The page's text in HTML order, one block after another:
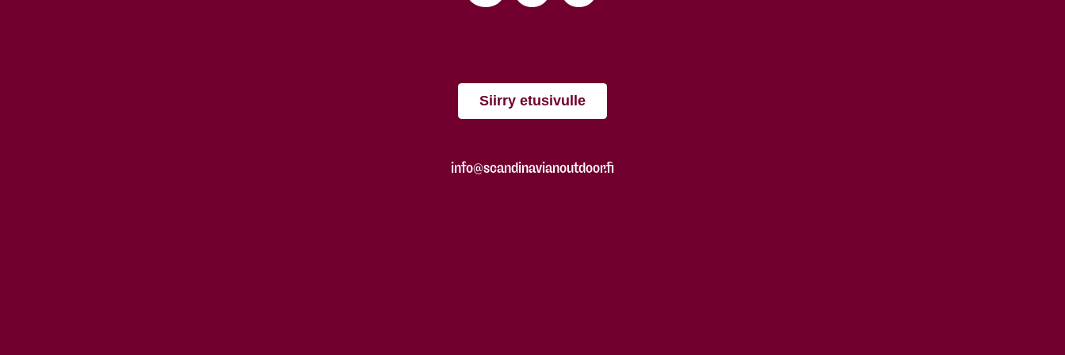
Siirry etusivulle
info@scandinavianoutdoor.fi